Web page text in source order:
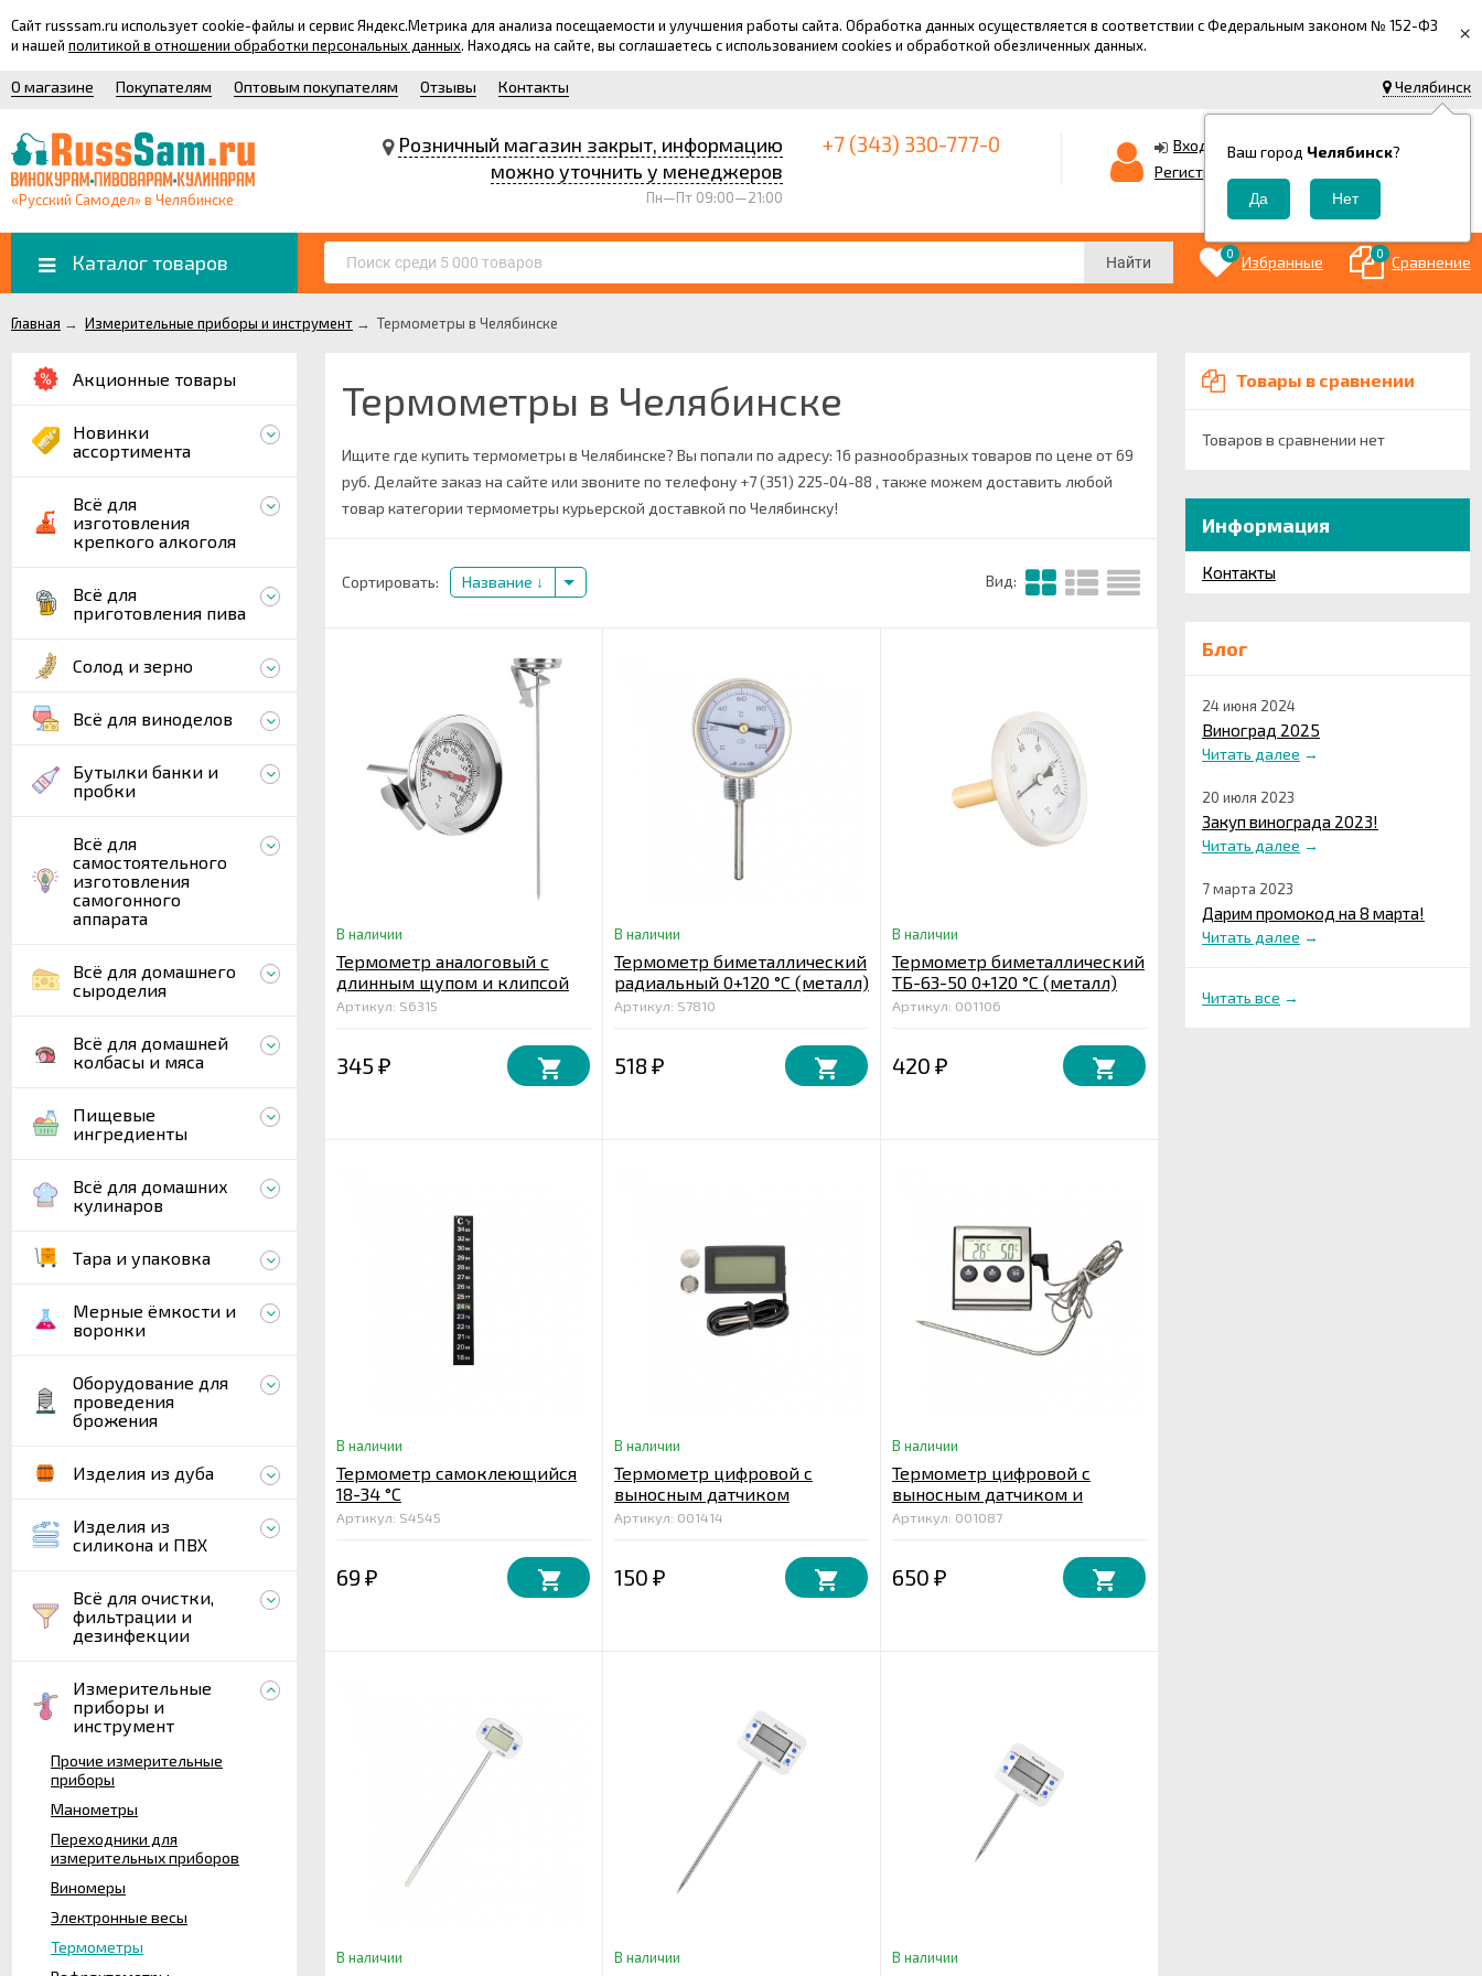
Сайт russsam.ru использует cookie-файлы и сервис Яндекс.Метрика для анализа посещаемости и улучшения работы сайта. Обработка данных осуществляется в соответствии с Федеральным законом № 152-ФЗ
и нашей политикой в отношении обработки персональных данных. Находясь на сайте, вы соглашаетесь с использованием cookies и обработкой обезличенных данных. ×
Челябинск
Ваш город Челябинск?
О магазине Покупателям Оптовым покупателям Отзывы Контакты
«Русский Самодел» в Челябинске
Розничный магазин закрыт, информацию
можно уточнить у менеджеров
Пн—Пт 09:00—21:00
+7 (343) 330-777-0
Вход
Регистрация
Каталог товаров Найти
0 Избранные 0 Сравнение
Главная → Измерительные приборы и инструмент → Термометры в Челябинске
Товары в сравнении
Товаров в сравнении нет
Информация
Контакты
Блог
24 июня 2024
Виноград 2025
Читать далее →
20 июля 2023
Закуп винограда 2023!
Читать далее →
7 марта 2023
Дарим промокод на 8 марта!
Читать далее →
Читать все →
Акционные товары
Новинки
ассортимента
Всё для
изготовления
крепкого алкоголя
Всё для
приготовления пива
Солод и зерно
Всё для виноделов
Бутылки банки и
пробки
Всё для
самостоятельного
изготовления
самогонного
аппарата
Всё для домашнего
сыроделия
Всё для домашней
колбасы и мяса
Пищевые
ингредиенты
Всё для домашних
кулинаров
Тара и упаковка
Мерные ёмкости и
воронки
Оборудование для
проведения
брожения
Изделия из дуба
Изделия из
силикона и ПВХ
Всё для очистки,
фильтрации и
дезинфекции
Измерительные
приборы и
инструмент
Прочие измерительные
приборы
Манометры
Переходники для
измерительных приборов
Виномеры
Электронные весы
Термометры
Термометры в Челябинске
Ищите где купить термометры в Челябинске? Вы попали по адресу: 16 разнообразных товаров по цене от 69
руб. Делайте заказ на сайте или звоните по телефону +7 (351) 225-04-88 , также можем доставить любой
товар категории термометры курьерской доставкой по Челябинску!
Сортировать: Название Вид:
В наличии
Термометр аналоговый с
длинным щупом и клипсой
Артикул: S6315
345 ₽
В наличии
Термометр биметаллический
радиальный 0+120 °С (металл)
Артикул: S7810
518 ₽
В наличии
Термометр биметаллический
ТБ-63-50 0+120 °С (металл)
Артикул: 001106
420 ₽
В наличии
Термометр самоклеющийся
18-34 °С
Артикул: S4545
69 ₽
В наличии
Термометр цифровой с
выносным датчиком
Артикул: 001414
150 ₽
В наличии
Термометр цифровой с
выносным датчиком и
звуковым оповещением
Артикул: 001087
650 ₽
В наличии В наличии В наличии